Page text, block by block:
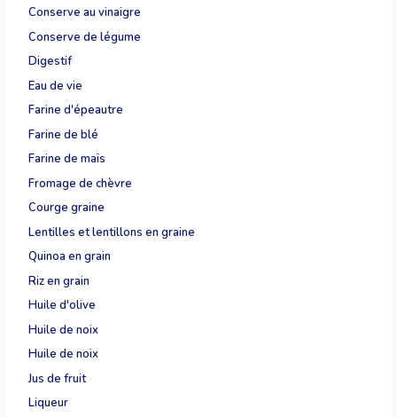
Conserve au vinaigre
Conserve de légume
Digestif
Eau de vie
Farine d'épeautre
Farine de blé
Farine de maïs
Fromage de chèvre
Courge graine
Lentilles et lentillons en graine
Quinoa en grain
Riz en grain
Huile d'olive
Huile de noix
Huile de noix
Jus de fruit
Liqueur